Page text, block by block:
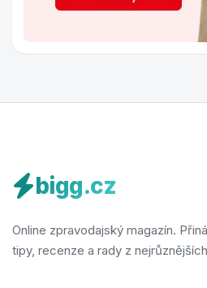
bigg.cz
Online zpravodajský magazín.
tipy, recenze a rady z